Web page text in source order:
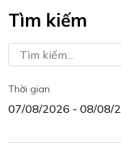
Tìm kiếm
Thời gian